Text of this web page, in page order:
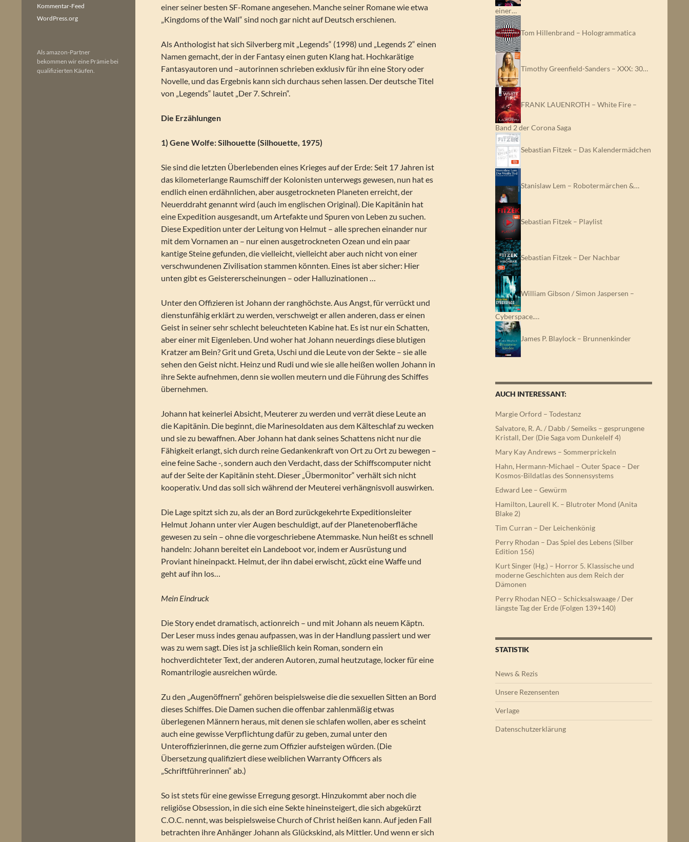
einer seiner besten SF-Romane angesehen. Manche seiner Romane wie etwa
„Kingdoms of the Wall“ sind noch gar nicht auf Deutsch erschienen.
Als Anthologist hat sich Silverberg mit „Legends“ (1998) und „Legends 2“ einen
Namen gemacht, der in der Fantasy einen guten Klang hat. Hochkarätige
Fantasyautoren und –autorinnen schrieben exklusiv für ihn eine Story oder
Novelle, und das Ergebnis kann sich durchaus sehen lassen. Der deutsche Titel
von „Legends“ lautet „Der 7. Schrein“.
Die Erzählungen
1) Gene Wolfe: Silhouette (Silhouette, 1975)
Sie sind die letzten Überlebenden eines Krieges auf der Erde: Seit 17 Jahren ist
das kilometerlange Raumschiff der Kolonisten unterwegs gewesen, nun hat es
endlich einen erdähnlichen, aber ausgetrockneten Planeten erreicht, der
Neuerddraht genannt wird (auch im englischen Original). Die Kapitänin hat
eine Expedition ausgesandt, um Artefakte und Spuren von Leben zu suchen.
Diese Expedition unter der Leitung von Helmut – alle sprechen einander nur
mit dem Vornamen an – nur einen ausgetrockneten Ozean und ein paar
kantige Steine gefunden, die vielleicht, vielleicht aber auch nicht von einer
verschwundenen Zivilisation stammen könnten. Eines ist aber sicher: Hier
unten gibt es Geistererscheinungen – oder Halluzinationen …
Unter den Offizieren ist Johann der ranghöchste. Aus Angst, für verrückt und
dienstunfähig erklärt zu werden, verschweigt er allen anderen, dass er einen
Geist in seiner sehr schlecht beleuchteten Kabine hat. Es ist nur ein Schatten,
aber einer mit Eigenleben. Und woher hat Johann neuerdings diese blutigen
Kratzer am Bein? Grit und Greta, Uschi und die Leute von der Sekte – sie alle
sehen den Geist nicht. Heinz und Rudi und wie sie alle heißen wollen Johann in
ihre Sekte aufnehmen, denn sie wollen meutern und die Führung des Schiffes
übernehmen.
Johann hat keinerlei Absicht, Meuterer zu werden und verrät diese Leute an
die Kapitänin. Die beginnt, die Marinesoldaten aus dem Kälteschlaf zu wecken
und sie zu bewaffnen. Aber Johann hat dank seines Schattens nicht nur die
Fähigkeit erlangt, sich durch reine Gedankenkraft von Ort zu Ort zu bewegen –
eine feine Sache -, sondern auch den Verdacht, dass der Schiffscomputer nicht
auf der Seite der Kapitänin steht. Dieser „Übermonitor“ verhält sich nicht
kooperativ. Und das soll sich während der Meuterei verhängnisvoll auswirken.
Die Lage spitzt sich zu, als der an Bord zurückgekehrte Expeditionsleiter
Helmut Johann unter vier Augen beschuldigt, auf der Planetenoberfläche
gewesen zu sein – ohne die vorgeschriebene Atemmaske. Nun heißt es schnell
handeln: Johann bereitet ein Landeboot vor, indem er Ausrüstung und
Proviant hineinpackt. Helmut, der ihn dabei erwischt, zückt eine Waffe und
geht auf ihn los…
Mein Eindruck
Die Story endet dramatisch, actionreich – und mit Johann als neuem Käptn.
Der Leser muss indes genau aufpassen, was in der Handlung passiert und wer
was zu wem sagt. Dies ist ja schließlich kein Roman, sondern ein
hochverdichteter Text, der anderen Autoren, zumal heutzutage, locker für eine
Romantrilogie ausreichen würde.
Zu den „Augenöffnern“ gehören beispielsweise die die sexuellen Sitten an Bord
dieses Schiffes. Die Damen suchen die offenbar zahlenmäßig etwas
überlegenen Männern heraus, mit denen sie schlafen wollen, aber es scheint
auch eine gewisse Verpflichtung dafür zu geben, zumal unter den
Unteroffizierinnen, die gerne zum Offizier aufsteigen würden. (Die
Übersetzung qualifiziert diese weiblichen Warranty Officers als
„Schriftführerinnen“ ab.)
So ist stets für eine gewisse Erregung gesorgt. Hinzukommt aber noch die
religiöse Obsession, in die sich eine Sekte hineinsteigert, die sich abgekürzt
C.O.C. nennt, was beispielsweise Church of Christ heißen kann. Auf jeden Fall
betrachten ihre Anhänger Johann als Glückskind, als Mittler. Und wenn er sich
einer…
Tom Hillenbrand – Hologrammatica
Timothy Greenfield-Sanders – XXX: 30…
FRANK LAUENROTH – White Fire –
Band 2 der Corona Saga
Sebastian Fitzek – Das Kalendermädchen
Stanislaw Lem – Robotermärchen &…
Sebastian Fitzek – Playlist
Sebastian Fitzek – Der Nachbar
William Gibson / Simon Jaspersen –
Cyberspace.…
James P. Blaylock – Brunnenkinder
AUCH INTERESSANT:
Margie Orford – Todestanz
Salvatore, R. A. / Dabb / Semeiks – gesprungene
Kristall, Der (Die Saga vom Dunkelelf 4)
Mary Kay Andrews – Sommerprickeln
Hahn, Hermann-Michael – Outer Space – Der
Kosmos-Bildatlas des Sonnensystems
Edward Lee – Gewürm
Hamilton, Laurell K. – Blutroter Mond (Anita
Blake 2)
Tim Curran – Der Leichenkönig
Perry Rhodan – Das Spiel des Lebens (Silber
Edition 156)
Kurt Singer (Hg.) – Horror 5. Klassische und
moderne Geschichten aus dem Reich der
Dämonen
Perry Rhodan NEO – Schicksalswaage / Der
längste Tag der Erde (Folgen 139+140)
STATISTIK
News & Rezis
Unsere Rezensenten
Verlage
Datenschutzerklärung
Kommentar-Feed
WordPress.org
Als amazon-Partner
bekommen wir eine Prämie bei
qualifizierten Käufen.